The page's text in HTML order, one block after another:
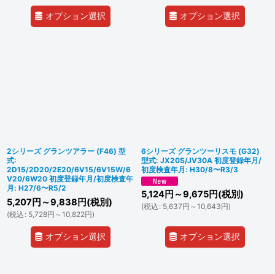
オプション選択 オプション選択
2シリーズ グランツアラー (F46) 型
式:
2D15/2D20/2E20/6V15/6V15W/6
V20/6W20 初度登録年月/初度検査年
月: H27/6〜R5/2
5,207 円 ～9,838 円(税別)
(税込 : 5,728円 ～10,822円)
オプション選択
6シリーズ グランツーリスモ (G32)
型式: JX20S/JV30A 初度登録年月/
初度検査年月: H30/8〜R3/3
5,124円 ～9,675円(税別)
(税込 : 5,637円 ～10,643円)
オプション選択